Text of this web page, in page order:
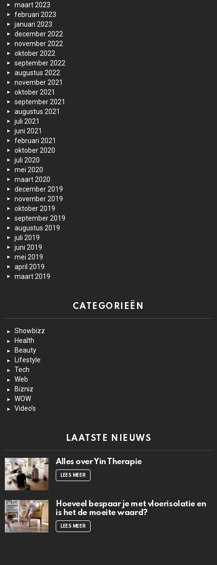
maart 2023
februari 2023
januari 2023
december 2022
november 2022
oktober 2022
september 2022
augustus 2022
november 2021
oktober 2021
september 2021
augustus 2021
juli 2021
juni 2021
februari 2021
oktober 2020
juli 2020
mei 2020
maart 2020
december 2019
november 2019
oktober 2019
september 2019
augustus 2019
juli 2019
juni 2019
mei 2019
april 2019
maart 2019
CATEGORIEËN
Showbizz
Health
Beauty
Lifestyle
Tech
Web
Bizniz
WOW
Video’s
LAATSTE NIEUWS
Alles over Yin Therapie
LEES MEER
Hoeveel bespaar je met vloerisolatie en
is het de moeite waard?
LEES MEER